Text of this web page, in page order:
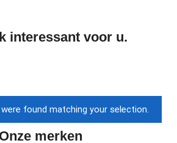
interessant voor u.
found matching your selection.
Onze merken